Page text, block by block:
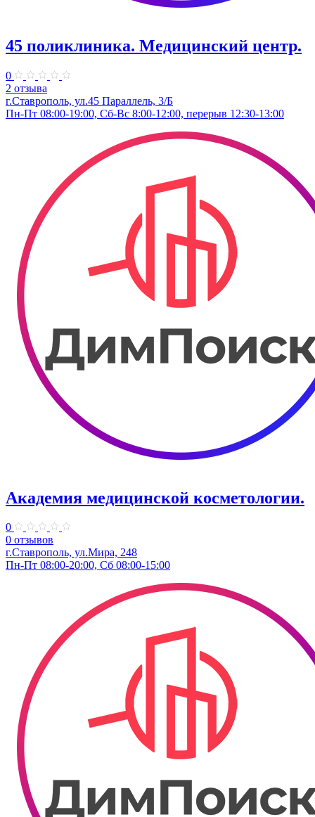
45 поликлиника. Медицинский центр.
0
2 отзыва
г.Ставрополь, ул.45 Параллель, 3/Б
Пн-Пт 08:00-19:00, Сб-Вс 8:00-12:00, перерыв 12:30-13:00
Академия медицинской косметологии.
0
0 отзывов
г.Ставрополь, ул.Мира, 248
Пн-Пт 08:00-20:00, Сб 08:00-15:00